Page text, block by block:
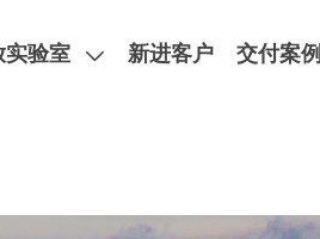
实验室 新进客户 交付案例